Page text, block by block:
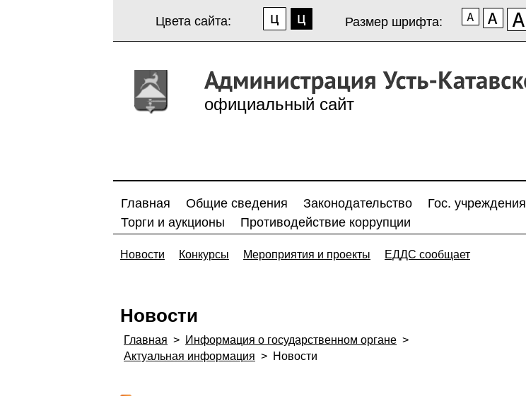
Цвета сайта: Размер шрифта:
официальный сайт
Главная Общие сведения Законодательство Гос. учреждения
Торги и аукционы
Противодействие коррупции
Новости Конкурсы Мероприятия и проекты ЕДДС сообщает
Новости
Главная > Информация о государственном органе >
Актуальная информация > Новости